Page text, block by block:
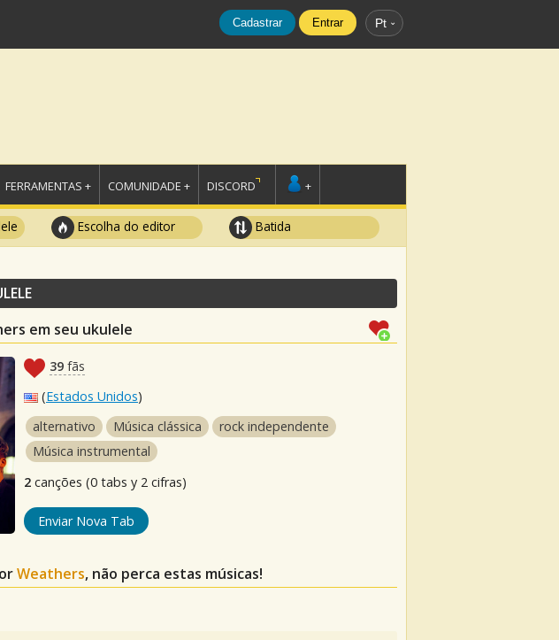
Cadastrar Entrar Pt
FERRAMENTAS + COMUNIDADE + DISCORD +
Escolha do editor Batida
em seu ukulele
39 fãs
(Estados Unidos)
alternativo
Música clássica
rock independente
Música instrumental
2 canções (0 tabs y 2 cifras)
Enviar Nova Tab
Weathers, não perca estas músicas!